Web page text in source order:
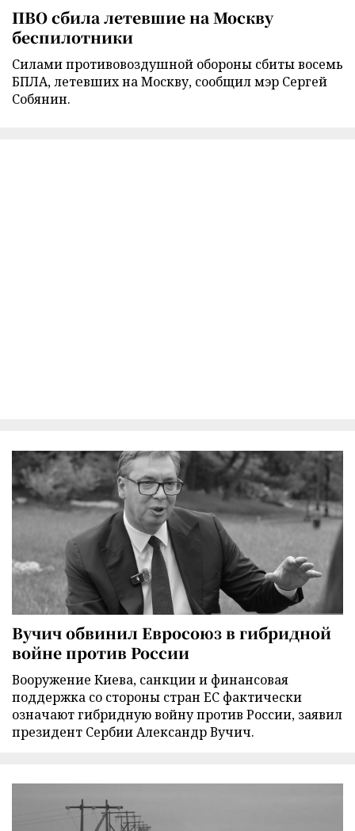
ПВО сбила летевшие на Москву
беспилотники
Силами противовоздушной обороны сбиты восемь
БПЛА, летевших на Москву, сообщил мэр Сергей
Собянин.
Вучич обвинил Евросоюз в гибридной
войне против России
Вооружение Киева, санкции и финансовая
поддержка со стороны стран ЕС фактически
означают гибридную войну против России, заявил
президент Сербии Александр Вучич.